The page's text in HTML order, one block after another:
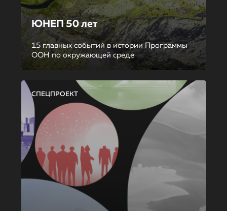
ЮНЕП 50 лет
15 главных событий в истории Программы
ООН по окружающей среде
СПЕЦПРОЕКТ